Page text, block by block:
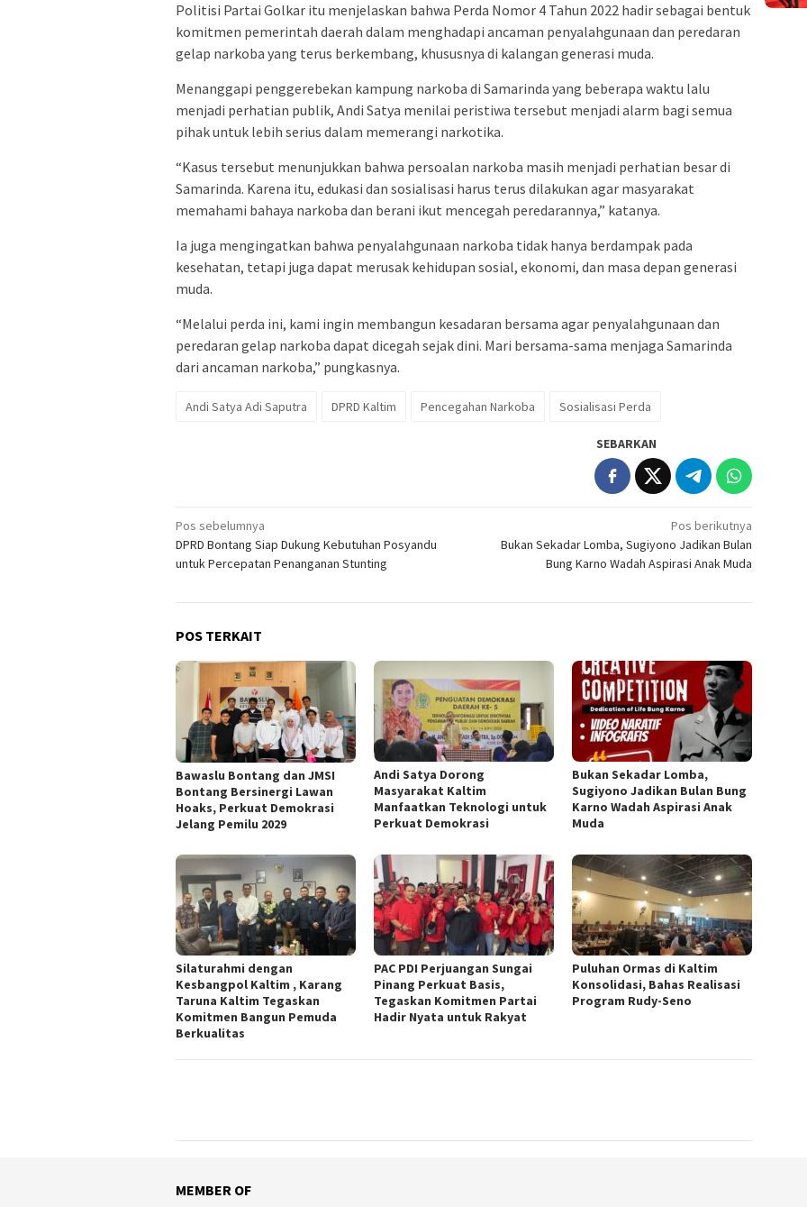
Politisi Partai Golkar itu menjelaskan bahwa Perda Nomor 4 Tahun 2022 hadir sebagai bentuk
komitmen pemerintah daerah dalam menghadapi ancaman penyalahgunaan dan peredaran
gelap narkoba yang terus berkembang, khususnya di kalangan generasi muda.
Menanggapi penggerebekan kampung narkoba di Samarinda yang beberapa waktu lalu
menjadi perhatian publik, Andi Satya menilai peristiwa tersebut menjadi alarm bagi semua
pihak untuk lebih serius dalam memerangi narkotika.
“Kasus tersebut menunjukkan bahwa persoalan narkoba masih menjadi perhatian besar di
Samarinda. Karena itu, edukasi dan sosialisasi harus terus dilakukan agar masyarakat
memahami bahaya narkoba dan berani ikut mencegah peredarannya,” katanya.
Ia juga mengingatkan bahwa penyalahgunaan narkoba tidak hanya berdampak pada
kesehatan, tetapi juga dapat merusak kehidupan sosial, ekonomi, dan masa depan generasi
muda.
“Melalui perda ini, kami ingin membangun kesadaran bersama agar penyalahgunaan dan
peredaran gelap narkoba dapat dicegah sejak dini. Mari bersama-sama menjaga Samarinda
dari ancaman narkoba,” pungkasnya.
Andi Satya Adi Saputra DPRD Kaltim Pencegahan Narkoba Sosialisasi Perda
SEBARKAN
Navigasi
pos
Pos sebelumnya
DPRD Bontang Siap Dukung Kebutuhan Posyandu
untuk Percepatan Penanganan Stunting
Pos berikutnya
Bukan Sekadar Lomba, Sugiyono Jadikan Bulan
Bung Karno Wadah Aspirasi Anak Muda
POS TERKAIT
Bawaslu Bontang dan JMSI
Bontang Bersinergi Lawan
Hoaks, Perkuat Demokrasi
Jelang Pemilu 2029
Andi Satya Dorong
Masyarakat Kaltim
Manfaatkan Teknologi untuk
Perkuat Demokrasi
Bukan Sekadar Lomba,
Sugiyono Jadikan Bulan Bung
Karno Wadah Aspirasi Anak
Muda
Silaturahmi dengan
Kesbangpol Kaltim , Karang
Taruna Kaltim Tegaskan
Komitmen Bangun Pemuda
Berkualitas
PAC PDI Perjuangan Sungai
Pinang Perkuat Basis,
Tegaskan Komitmen Partai
Hadir Nyata untuk Rakyat
Puluhan Ormas di Kaltim
Konsolidasi, Bahas Realisasi
Program Rudy-Seno
MEMBER OF